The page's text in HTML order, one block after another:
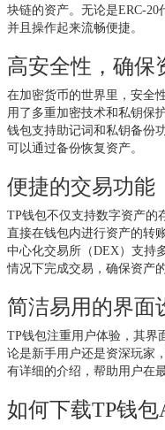
块链的资产。无论是ERC-20
并且操作起来流畅便捷。
高安全性，确保
在加密货币的世界里，安全
用了多重加密技术和私钥保
钱包支持助记词和私钥备份
可以通过备份恢复资产。
便捷的交易功能
TP钱包不仅支持数字资产的
直接在钱包内进行资产的转
中心化交易所（DEX）支持
情况下完成交易，确保资产
简洁易用的界面
TP钱包注重用户体验，其界
论是新手用户还是资深玩家
有详细的介绍，帮助用户在
如何下载TP钱包